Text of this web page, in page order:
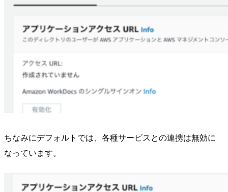
ちなみにデフォルトでは、各種サービスとの連携は無効に
なっています。